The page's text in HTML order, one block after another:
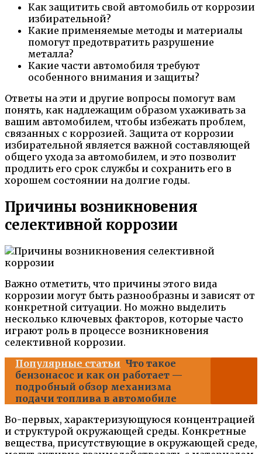
Как защитить свой автомобиль от коррозии
избирательной?
Какие применяемые методы и материалы
помогут предотвратить разрушение
металла?
Какие части автомобиля требуют
особенного внимания и защиты?
Ответы на эти и другие вопросы помогут вам
понять, как надлежащим образом ухаживать за
вашим автомобилем, чтобы избежать проблем,
связанных с коррозией. Защита от коррозии
избирательной является важной составляющей
общего ухода за автомобилем, и это позволит
продлить его срок службы и сохранить его в
хорошем состоянии на долгие годы.
Причины возникновения
селективной коррозии
Важно отметить, что причины этого вида
коррозии могут быть разнообразны и зависят от
конкретной ситуации. Но можно выделить
несколько ключевых факторов, которые часто
играют роль в процессе возникновения
селективной коррозии.
Популярные статьи Что такое
бензонасос и как он работает —
подробный обзор механизма
подачи топлива в автомобиле
Во-первых, характеризующуюся концентрацией
и структурой окружающей среды. Конкретные
вещества, присутствующие в окружающей среде,